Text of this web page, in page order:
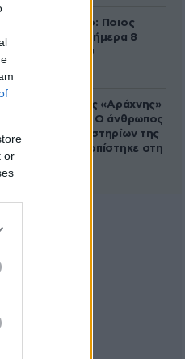
or
Εορτολόγιο: Ποιος
γιορτάζει σήμερα 8
Αυγούστου
Στα ίχνη της «Αράχνης»
του Άσαντ: Ο άνθρωπος
των βασανιστηρίων της
Συρίας εντοπίστηκε στη